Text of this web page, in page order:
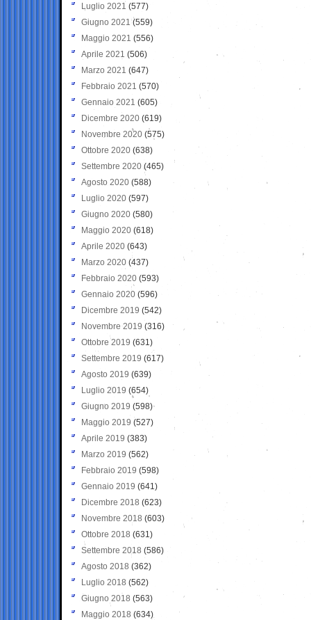
Luglio 2021 (577)
Giugno 2021(559)
Maggio 2021 (556)
Aprile 2021 (506)
Marzo 2021 (647)
Febbraio 2021 (570)
Gennaio 2021 (605)
Dicembre 2020 (619)
Novembre 2020 (575)
Ottobre 2020 (638)
Settembre 2020(465)
Agosto 2020 (588)
Luglio 2020 (597)
Giugno 2020 (580)
Maggio 2020 (618)
Aprile 2020 (643)
Marzo 2020 (437)
Febbraio 2020 (593)
Gennaio 2020 (596)
Dicembre 2019 (542)
Novembre 2019 (316)
Ottobre 2019 (631)
Settembre 2019 (617)
Agosto 2019 (639)
Luglio 2019 (654)
Giugno 2019 (598)
Maggio 2019 (527)
Aprile 2019 (383)
Marzo 2019 (562)
Febbraio 2019 (598)
Gennaio 2019 (641)
Dicembre 2018 (623)
Novembre 2018 (603)
Ottobre 2018 (631)
Settembre 2018 (586)
Agosto 2018 (362)
Luglio 2018 (562)
Giugno 2018 (563)
Maggio 2018 (634)